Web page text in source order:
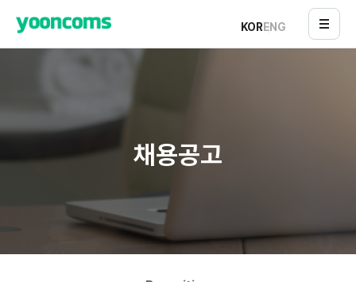
KORENG
채용공고